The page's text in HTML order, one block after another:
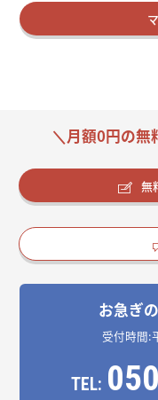
＼月額0円の無
無
お急ぎ
受付時間:
TEL: